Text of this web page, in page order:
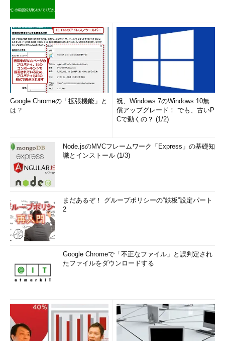
Google Chromeの「拡張機能」と
は？
祝、Windows 7のWindows 10無
償アップグレード！ でも、古いP
Cで動くの？ (1/2)
Node.jsのMVCフレームワーク「Express」の基礎知
識とインストール (1/3)
まだあるぞ！ グループポリシーの“鉄板”設定パート
2
Google Chromeで「不正なファイル」と誤判定され
たファイルをダウンロードする